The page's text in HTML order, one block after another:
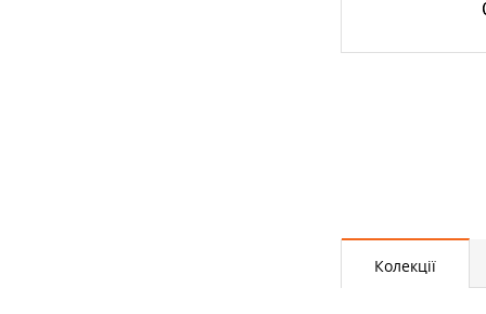
Колекції